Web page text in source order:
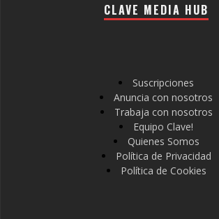
CLAVE MEDIA HUB
Suscripciones
Anuncia con nosotros
Trabaja con nosotros
Equipo Clave!
Quienes Somos
Política de Privacidad
Política de Cookies